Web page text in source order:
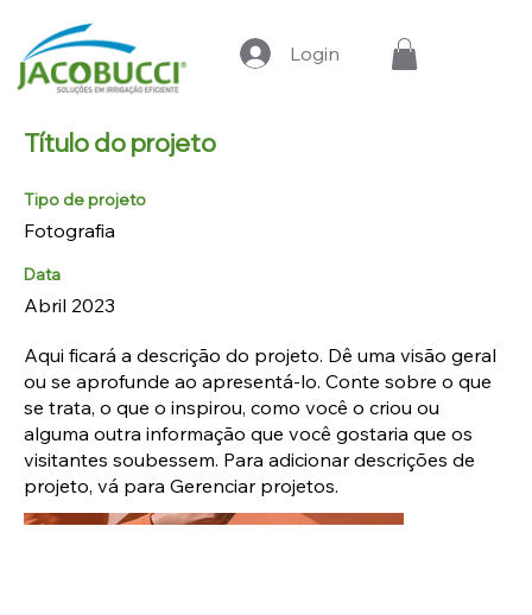
Login
Título do projeto
Tipo de projeto
Fotografia
Data
Abril 2023
Aqui ficará a descrição do projeto. Dê uma visão geral
ou se aprofunde ao apresentá-lo. Conte sobre o que
se trata, o que o inspirou, como você o criou ou
alguma outra informação que você gostaria que os
visitantes soubessem. Para adicionar descrições de
projeto, vá para Gerenciar projetos.